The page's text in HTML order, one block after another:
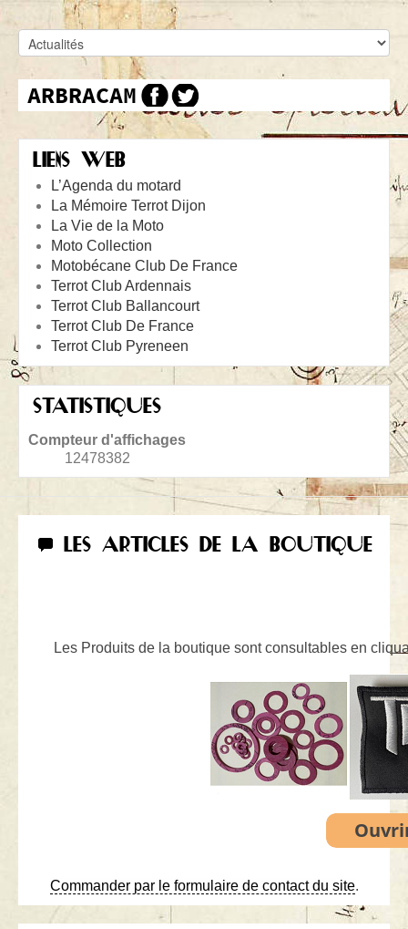
LIENS WEB
L’Agenda du motard
La Mémoire Terrot Dijon
La Vie de la Moto
Moto Collection
Motobécane Club De France
Terrot Club Ardennais
Terrot Club Ballancourt
Terrot Club De France
Terrot Club Pyreneen
STATISTIQUES
Compteur d'affichages
12478382
LES ARTICLES DE LA BOUTIQUE
Les Produits de la boutique sont consultables en
Commander par le formulaire de contact du site.